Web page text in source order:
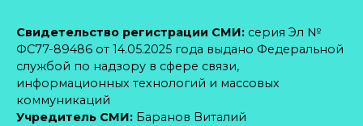
Свидетельство регистрации СМИ: серия Эл №
ФС77-89486 от 14.05.2025 года выдано Федеральной
службой по надзору в сфере связи,
информационных технологий и массовых
коммуникаций
Учредитель СМИ: Баранов Виталий